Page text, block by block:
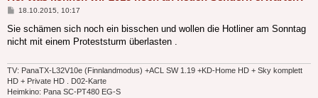
Beitrag
18.10.2015, 10:17
Sie schämen sich noch ein bisschen und wollen die Hotliner am Sonntag
nicht mit einem Proteststurm überlasten .
TV: PanaTX-L32V10e (Finnlandmodus) +ACL SW 1.19 +KD-Home HD + Sky komplett
HD + Private HD . D02-Karte
Heimkino: Pana SC-PT480 EG-S